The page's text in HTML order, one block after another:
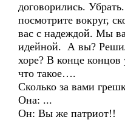
договорились.
посмотрите вокруг,
вас с надеждой. Мы
идейной. А вы?
хоре? В конце концов
что такое….
Сколько за вами
Она: ...
Он: Вы же патриот!!